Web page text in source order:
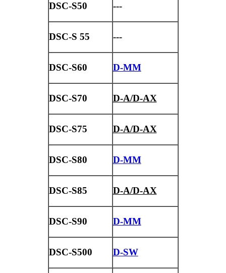
DSC-S50 ---
DSC-S 55 ---
DSC-S60 D-MM
DSC-S70 D-A/D-AX
DSC-S75 D-A/D-AX
DSC-S80 D-MM
DSC-S85 D-A/D-AX
DSC-S90 D-MM
DSC-S500 D-SW